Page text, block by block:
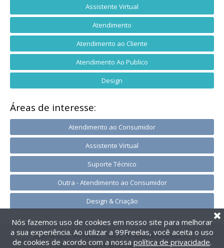
Assistente Virtual
Atendimento
Atendimento ao Cliente
Atendimento Ao Publico
Design
Áreas de interesse:
Atendimento ao Consumidor
Assistente Virtual
Suporte Técnico
Outra - Atendimento ao Consumidor
Design & Criação
@2014-2026 99Freelas. Todos os direitos reservados.
Termos de uso| Política de privacidade
Nós fazemos uso de cookies em nosso site para melhorar
a sua experiência. Ao utilizar a 99Freelas, você aceita o uso
de cookies de acordo com a nossa política de privacidade.